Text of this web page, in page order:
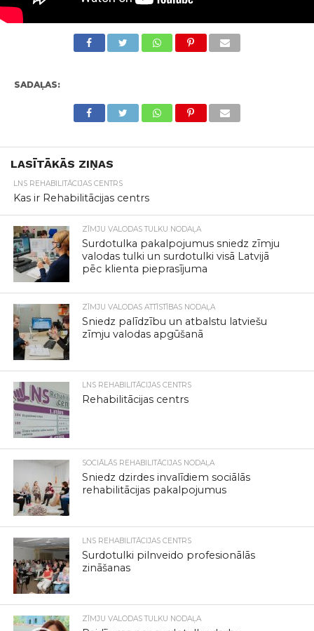
SADAĻAS:
LASĪTĀKĀS ZIŅAS
LNS REHABILITĀCIJAS CENTRS
Kas ir Rehabilitācijas centrs
ZĪMJU VALODAS TULKU NODAĻA
Surdotulka pakalpojumus sniedz zīmju
valodas tulki un surdotulki visā Latvijā
pēc klienta pieprasījuma
ZĪMJU VALODAS ATTĪSTĪBAS NODAĻA
Sniedz palīdzību un atbalstu latviešu
zīmju valodas apgūšanā
LNS REHABILITĀCIJAS CENTRS
Rehabilitācijas centrs
SOCIĀLĀS REHABILITĀCIJAS NODAĻA
Sniedz dzirdes invalīdiem sociālās
rehabilitācijas pakalpojumus
LNS REHABILITĀCIJAS CENTRS
Surdotulki pilnveido profesionālās
zināšanas
ZĪMJU VALODAS TULKU NODAĻA